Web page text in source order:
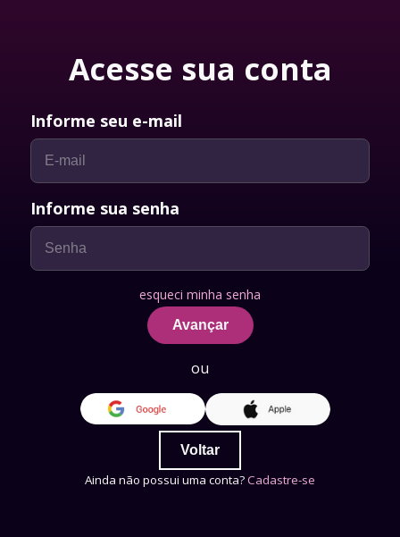
Acesse sua conta
Informe seu e-mail
Informe sua senha
esqueci minha senha
Avançar
ou
Voltar
Ainda não possui uma conta?Cadastre-se